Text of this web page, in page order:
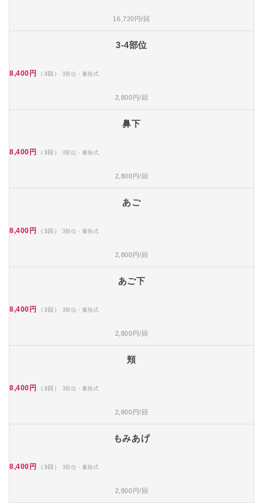
16,720円/回
3-4部位
8,400円 （3回） 3部位・蓄熱式
2,800円/回
鼻下
8,400円 （3回） 3部位・蓄熱式
2,800円/回
あご
8,400円 （3回） 3部位・蓄熱式
2,800円/回
あご下
8,400円 （3回） 3部位・蓄熱式
2,800円/回
頬
8,400円 （3回） 3部位・蓄熱式
2,800円/回
もみあげ
8,400円 （3回） 3部位・蓄熱式
2,800円/回